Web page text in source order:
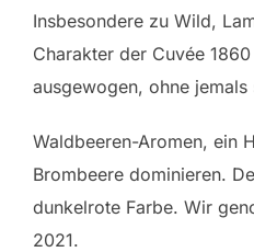
Insbesondere zu Wild,
Charakter der Cuvée
ausgewogen, ohne
Waldbeeren-Aromen, ein
Brombeere dominieren.
dunkelrote Farbe. Wir
2021.